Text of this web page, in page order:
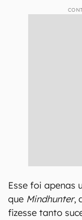
Esse foi apenas
que Mindhunter,
fizesse tanto